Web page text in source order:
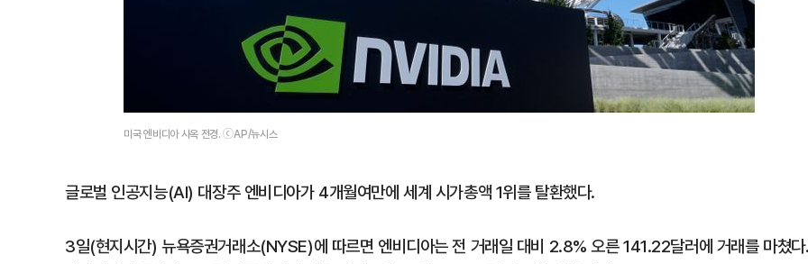
미국 엔비디아 사옥 전경. ⓒAP/뉴시스
글로벌 인공지능(AI) 대장주 엔비디아가 4개월여만에 세계 시가총액 1위를 탈환했다.
3일(현지시간) 뉴욕증권거래소(NYSE)에 따르면 엔비디아는 전 거래일 대비 2.8% 오른 141.22달러에 거래를 마쳤